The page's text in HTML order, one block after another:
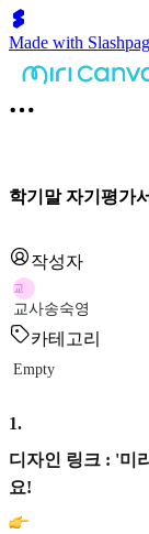
Made with
학기말 자기평가서
작성자
교
교사송숙영
카테고리
Empty
1.
디자인 링크 : '미
요!